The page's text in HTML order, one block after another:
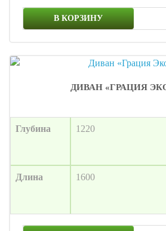
В КОРЗИНУ
ДИВАН «ГРАЦИЯ
Глубина 1220
Длина 1600